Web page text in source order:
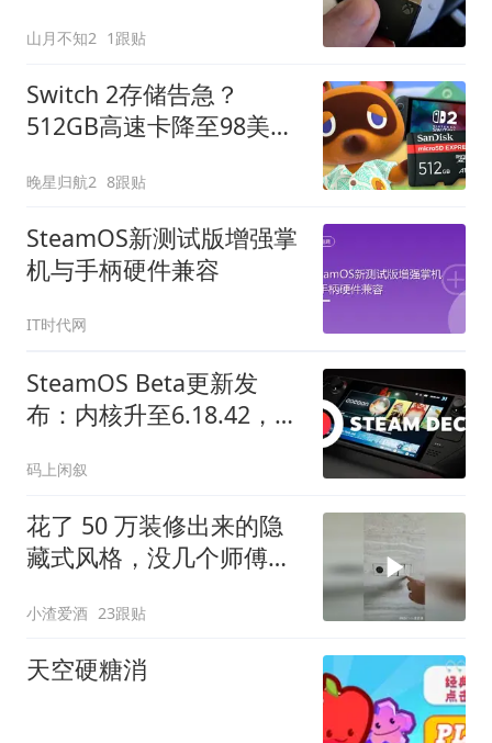
山月不知2 1跟贴
Switch 2存储告急？
512GB高速卡降至98美
晚星归航2 8跟贴
SteamOS新测试版增强掌
机与手柄硬件兼容
IT时代网
SteamOS Beta更新发
布：内核升至6.18.42，但
码上闲叙
花了 50 万装修出来的隐
藏式风格，没几个师傅能
小渣爱酒 23跟贴
天空硬糖消